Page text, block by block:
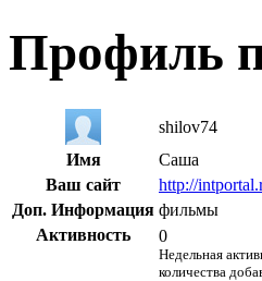
Профиль
shilov74
Имя
Саша
Ваш сайт
http://
Доп. Информация фильмы
Активность
0
Недельная
количества